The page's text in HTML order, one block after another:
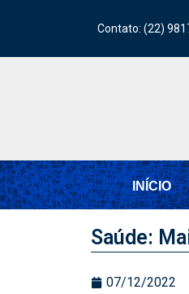
Contato: (22)
INÍCIO
Saúde:
07/12/2022